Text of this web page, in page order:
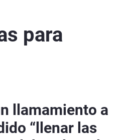
para
llamamiento a
“llenar las